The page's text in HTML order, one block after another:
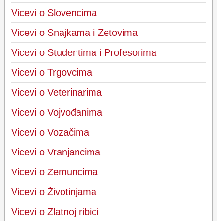
Vicevi o Slovencima
Vicevi o Snajkama i Zetovima
Vicevi o Studentima i Profesorima
Vicevi o Trgovcima
Vicevi o Veterinarima
Vicevi o Vojvođanima
Vicevi o Vozačima
Vicevi o Vranjancima
Vicevi o Zemuncima
Vicevi o Životinjama
Vicevi o Zlatnoj ribici